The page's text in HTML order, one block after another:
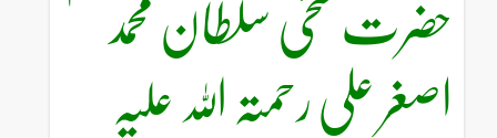
حضرت سخی سلطان محمد
اصغر علی رحمتہ اللہ علیہ